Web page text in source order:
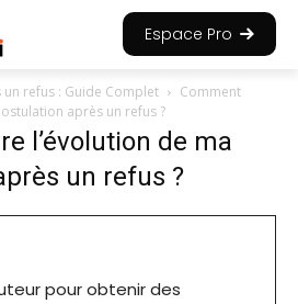
Espace Pro
refus : Guide Complet
Comment
après un refus ?
l’évolution de ma
un refus ?
pour obtenir des